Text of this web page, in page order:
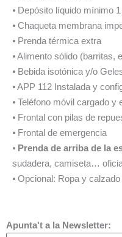
⦁ Depósito líquido mínimo
⦁ Chaqueta membrana
⦁ Prenda térmica extra
⦁ Alimento sólido (barritas,
⦁ Bebida isotónica y/o
⦁ APP 112 Instalada y
⦁ Teléfono móvil cargado y
⦁ Frontal con pilas de
⦁ Frontal de emergencia
⦁ Prenda de arriba de la
sudadera, camiseta…
⦁ Opcional: Ropa y
Apunta't a la Newsletter: